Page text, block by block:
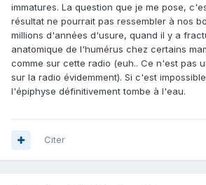
immatures. La question que je me pose,
résultat ne pourrait pas ressembler à nos
millions d'années d'usure, quand il y a
anatomique de l'humérus chez certains
comme sur cette radio (euh.. Ce n'est pas
sur la radio évidemment). Si c'est
l'épiphyse définitivement tombe à l'eau.
Citer